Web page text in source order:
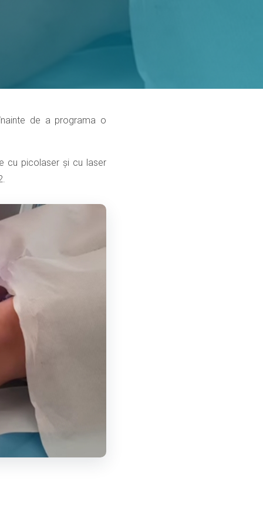
de a programa o
cu picolaser și cu laser